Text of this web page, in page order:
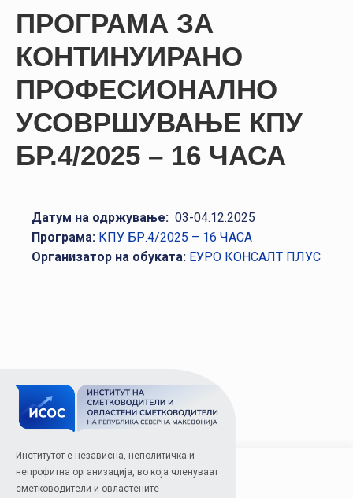
НАЈАВА
ЗА
ЧЛЕНОВИ
ПРОГРАМА ЗА
КОНТИНУИРАНО
ПРОФЕСИОНАЛНО
УСОВРШУВАЊЕ КПУ
БР.4/2025 – 16 ЧАСА
Датум на одржување: 03-04.12.2025
Програма: КПУ БР.4/2025 – 16 ЧАСА
Организатор на обуката: ЕУРО КОНСАЛТ ПЛУС
Институтот е независна, неполитичка и
непрофитна организација, во која членуваат
сметководители и овластените